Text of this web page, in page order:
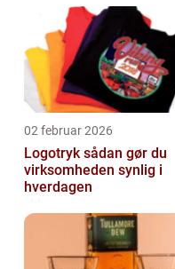
02 februar 2026
Logotryk sådan gør du
virksomheden synlig i
hverdagen